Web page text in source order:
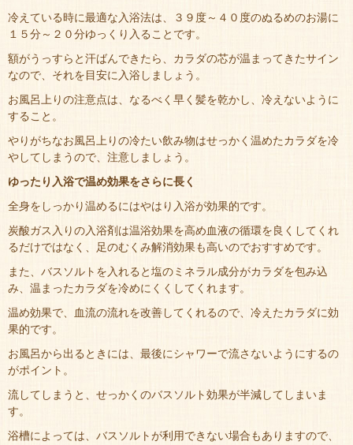
冷えている時に最適な入浴法は、３９度～４０度のぬるめのお湯に
１５分～２０分ゆっくり入ることです。
額がうっすらと汗ばんできたら、カラダの芯が温まってきたサイン
なので、それを目安に入浴しましょう。
お風呂上りの注意点は、なるべく早く髪を乾かし、冷えないように
すること。
やりがちなお風呂上りの冷たい飲み物はせっかく温めたカラダを冷
やしてしまうので、注意しましょう。
ゆったり入浴で温め効果をさらに長く
全身をしっかり温めるにはやはり入浴が効果的です。
炭酸ガス入りの入浴剤は温浴効果を高め血液の循環を良くしてくれ
るだけではなく、足のむくみ解消効果も高いのでおすすめです。
また、バスソルトを入れると塩のミネラル成分がカラダを包み込
み、温まったカラダを冷めにくくしてくれます。
温め効果で、血流の流れを改善してくれるので、冷えたカラダに効
果的です。
お風呂から出るときには、最後にシャワーで流さないようにするの
がポイント。
流してしまうと、せっかくのバスソルト効果が半減してしまいま
す。
浴槽によっては、バスソルトが利用できない場合もありますので、